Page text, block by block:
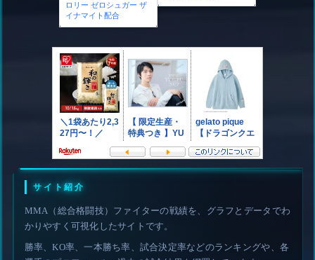
[RIZIN公式] 集中サポー
トドリンク｜
2Energy（250ml×6本）
ゼロカフェイン ゼロカ
ロリー ゼロシュガー ザ
イナマイト配合
VITAS (バイタス) ホエ
イ プロテイン 100 ピー
チヨーグルト風味 WPC
プロテイン 1kg